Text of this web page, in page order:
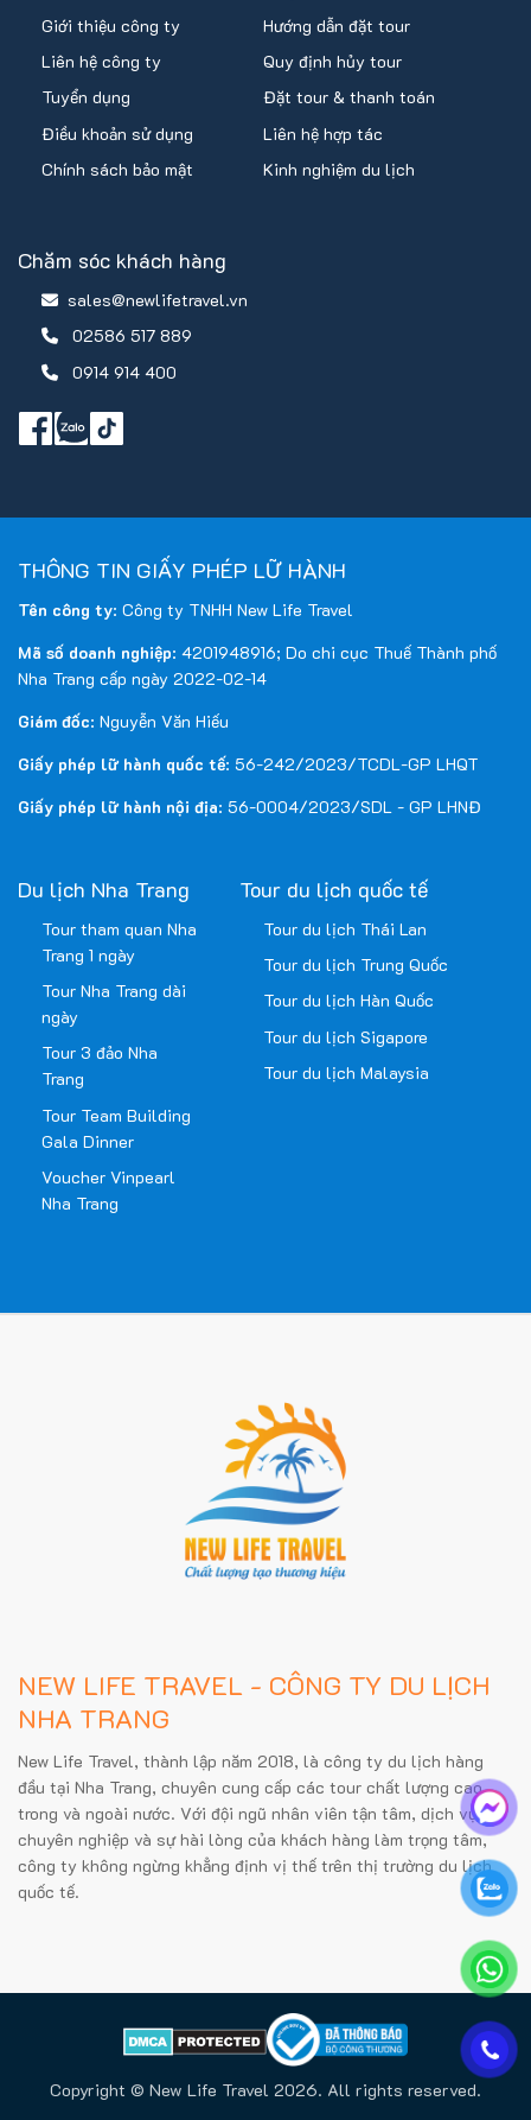
Giới thiệu công ty
Liên hệ công ty
Tuyển dụng
Điều khoản sử dụng
Chính sách bảo mật
Hướng dẫn đặt tour
Quy định hủy tour
Đặt tour & thanh toán
Liên hệ hợp tác
Kinh nghiệm du lịch
Chăm sóc khách hàng
sales@newlifetravel.vn
02586 517 889
0914 914 400
THÔNG TIN GIẤY PHÉP LỮ HÀNH
Tên công ty: Công ty TNHH New Life Travel
Mã số doanh nghiệp: 4201948916; Do chi cục Thuế Thành phố
Nha Trang cấp ngày 2022-02-14
Giám đốc: Nguyễn Văn Hiếu
Giấy phép lữ hành quốc tế: 56-242/2023/TCDL-GP LHQT
Giấy phép lữ hành nội địa: 56-0004/2023/SDL - GP LHNĐ
Du lịch Nha Trang
Tour tham quan Nha
Trang 1 ngày
Tour Nha Trang dài
ngày
Tour 3 đảo Nha
Trang
Tour Team Building
Gala Dinner
Voucher Vinpearl
Nha Trang
Tour du lịch quốc tế
Tour du lịch Thái Lan
Tour du lịch Trung Quốc
Tour du lịch Hàn Quốc
Tour du lịch Sigapore
Tour du lịch Malaysia
NEW LIFE TRAVEL - CÔNG TY DU LỊCH
NHA TRANG
New Life Travel, thành lập năm 2018, là công ty du lịch hàng
đầu tại Nha Trang, chuyên cung cấp các tour chất lượng cao
trong và ngoài nước. Với đội ngũ nhân viên tận tâm, dịch vụ
chuyên nghiệp và sự hài lòng của khách hàng làm trọng tâm,
công ty không ngừng khẳng định vị thế trên thị trường du lịch
quốc tế.
Copyright © New Life Travel 2026. All rights reserved.